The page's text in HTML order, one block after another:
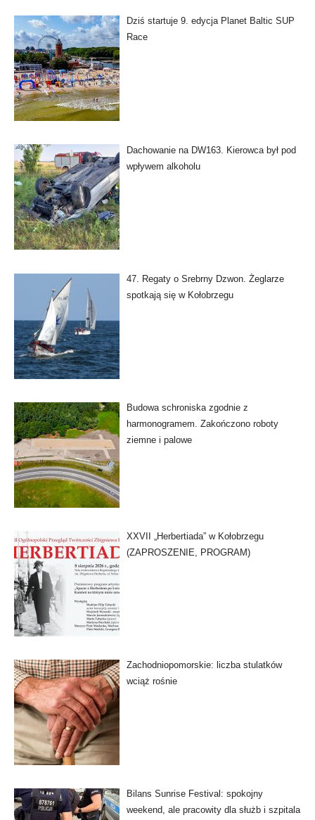
Dziś startuje 9. edycja Planet Baltic SUP
Race
Dachowanie na DW163. Kierowca był pod
wpływem alkoholu
47. Regaty o Srebrny Dzwon. Żeglarze
spotkają się w Kołobrzegu
Budowa schroniska zgodnie z
harmonogramem. Zakończono roboty
ziemne i palowe
XXVII „Herbertiada” w Kołobrzegu
(ZAPROSZENIE, PROGRAM)
Zachodniopomorskie: liczba stulatków
wciąż rośnie
Bilans Sunrise Festival: spokojny
weekend, ale pracowity dla służb i szpitala